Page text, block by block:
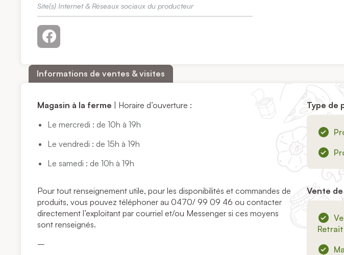
Site(s) Internet & Réseaux sociaux du producteur
Informations de ventes & visites
Magasin à la ferme | Horaire d’ouverture :
Le mercredi : de 10h à 19h
Le vendredi : de 15h à 19h
Le samedi : de 10h à 19h
Pour tout renseignement utile, pour les disponibilités et commandes de
produits, vous pouvez téléphoner au 0470/ 99 09 46 ou contacter
directement l’exploitant par courriel et/ou Messenger si ces moyens
sont renseignés.
–
Type de
Vente